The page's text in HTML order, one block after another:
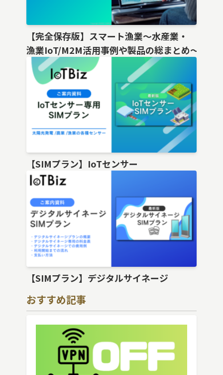
【完全保存版】スマート漁業〜水産業・
漁業IoT/M2M活用事例や製品の総まとめ〜
【SIMプラン】IoTセンサー
【SIMプラン】デジタルサイネージ
おすすめ記事